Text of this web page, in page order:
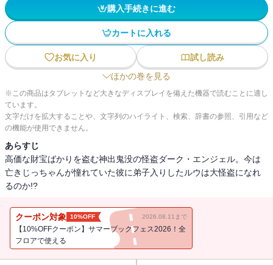
購入手続きに進む
カートに入れる
お気に入り
試し読み
ほかの巻を見る
※この商品はタブレットなど大きなディスプレイを備えた機器で読むことに適し
ています。
文字だけを拡大することや、文字列のハイライト、検索、辞書の参照、引用など
の機能が使用できません。
あらすじ
高価な財宝ばかりを盗む神出鬼没の怪盗ダーク・エンジェル。今は
亡きじっちゃんが憧れていた彼に弟子入りしたルウは大怪盗になれ
るのか!?
クーポン対象 10%OFF 2026.08.11まで
【10%OFFクーポン】サマーブックフェス2026！全
フロアで使える